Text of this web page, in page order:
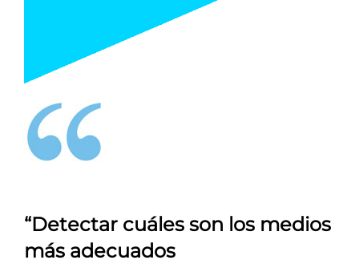
“Detectar cuáles son los medios
más adecuados